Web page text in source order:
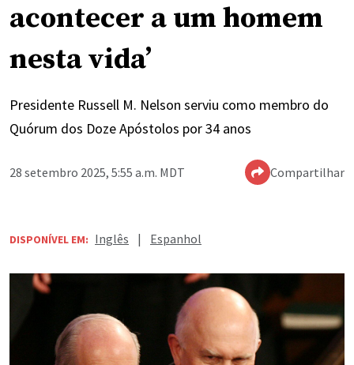
acontecer a um homem
nesta vida’
Presidente Russell M. Nelson serviu como membro do
Quórum dos Doze Apóstolos por 34 anos
28 setembro 2025, 5:55 a.m. MDT Compartilhar
DISPONÍVEL EM: Inglês | Espanhol